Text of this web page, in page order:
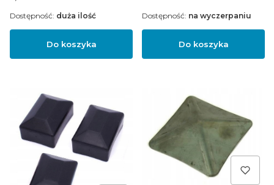
Do koszyka
Dostępność: duża ilość
Do koszyka
Dostępność: na wyczerpaniu